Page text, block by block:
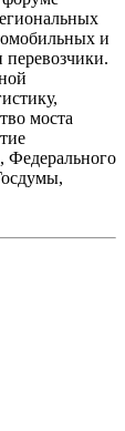
и
моста
Федерального